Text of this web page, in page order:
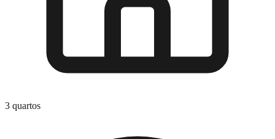
3 quartos